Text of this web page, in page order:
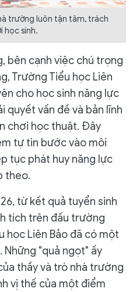
trường luôn tận tâm, trách
học sinh.
bên cạnh việc chú trọng
Trường Tiểu học Liên
cho học sinh năng lực
quyết vấn đề và bản lĩnh
chơi học thuật. Đây
tự tin bước vào môi
tục phát huy năng lực
theo.
từ kết quả tuyển sinh
tích trên đấu trường
học Liên Bảo đã có một
Những "quả ngọt" ấy
thầy và trò nhà trường
vị thế của một điểm